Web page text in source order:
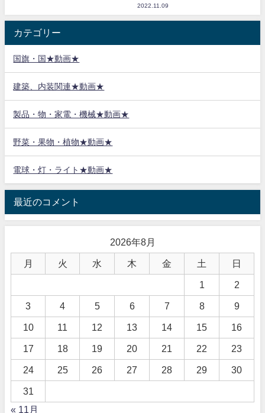
2022.11.09
カテゴリー
国旗・国★動画★
建築、内装関連★動画★
製品・物・家電・機械★動画★
野菜・果物・植物★動画★
電球・灯・ライト★動画★
最近のコメント
2026年8月
月 火 水 木 金 土 日
1 2
3 4 5 6 7 8 9
10 11 12 13 14 15 16
17 18 19 20 21 22 23
24 25 26 27 28 29 30
31
« 11月